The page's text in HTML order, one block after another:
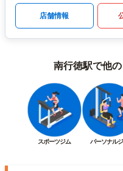
店舗情報
南行徳駅で他
スポーツジム パーソナル